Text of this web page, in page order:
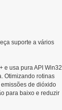
suporte a vários
e usa pura API Win32
Otimizando rotinas
de dióxido
para baixo e reduzir